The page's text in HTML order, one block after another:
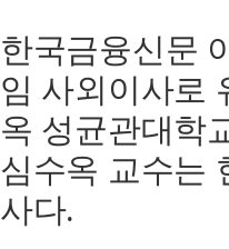
한국금융신문
임 사외이사로
옥 성균관대학
심수옥 교수는
사다.